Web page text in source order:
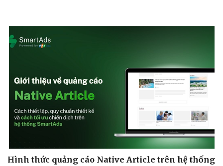
Hình thức quảng cáo Native Article trên hệ thống